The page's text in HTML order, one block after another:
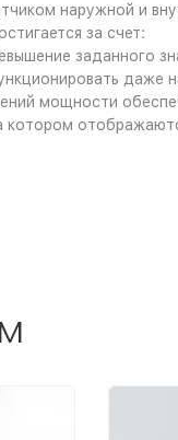
наружной и
за счет:
заданного
даже
мощности